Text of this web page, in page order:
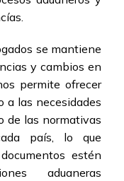
se mantiene
y cambios en
permite ofrecer
a las necesidades
de las normativas
país, lo que
estén
aduaneras